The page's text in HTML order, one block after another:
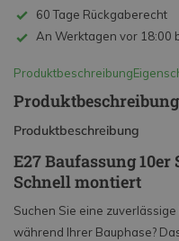
60 Tage Rückgaberecht
An Werktagen vor 18:00
Produktbeschreibung
Produktbeschreibung
Produktbeschreibung
E27 Baufassung
Schnell montiert
Suchen Sie eine
während Ihrer Bauphase?